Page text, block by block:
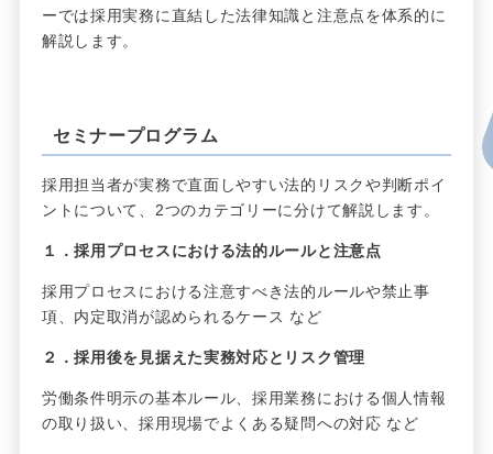
ーでは採用実務に直結した法律知識と注意点を体系的に
解説します。
セミナープログラム
採用担当者が実務で直面しやすい法的リスクや判断ポイ
ントについて、2つのカテゴリーに分けて解説します。
１．採用プロセスにおける法的ルールと注意点
採用プロセスにおける注意すべき法的ルールや禁止事
項、内定取消が認められるケース など
２．採用後を見据えた実務対応とリスク管理
労働条件明示の基本ルール、採用業務における個人情報
の取り扱い、採用現場でよくある疑問への対応 など